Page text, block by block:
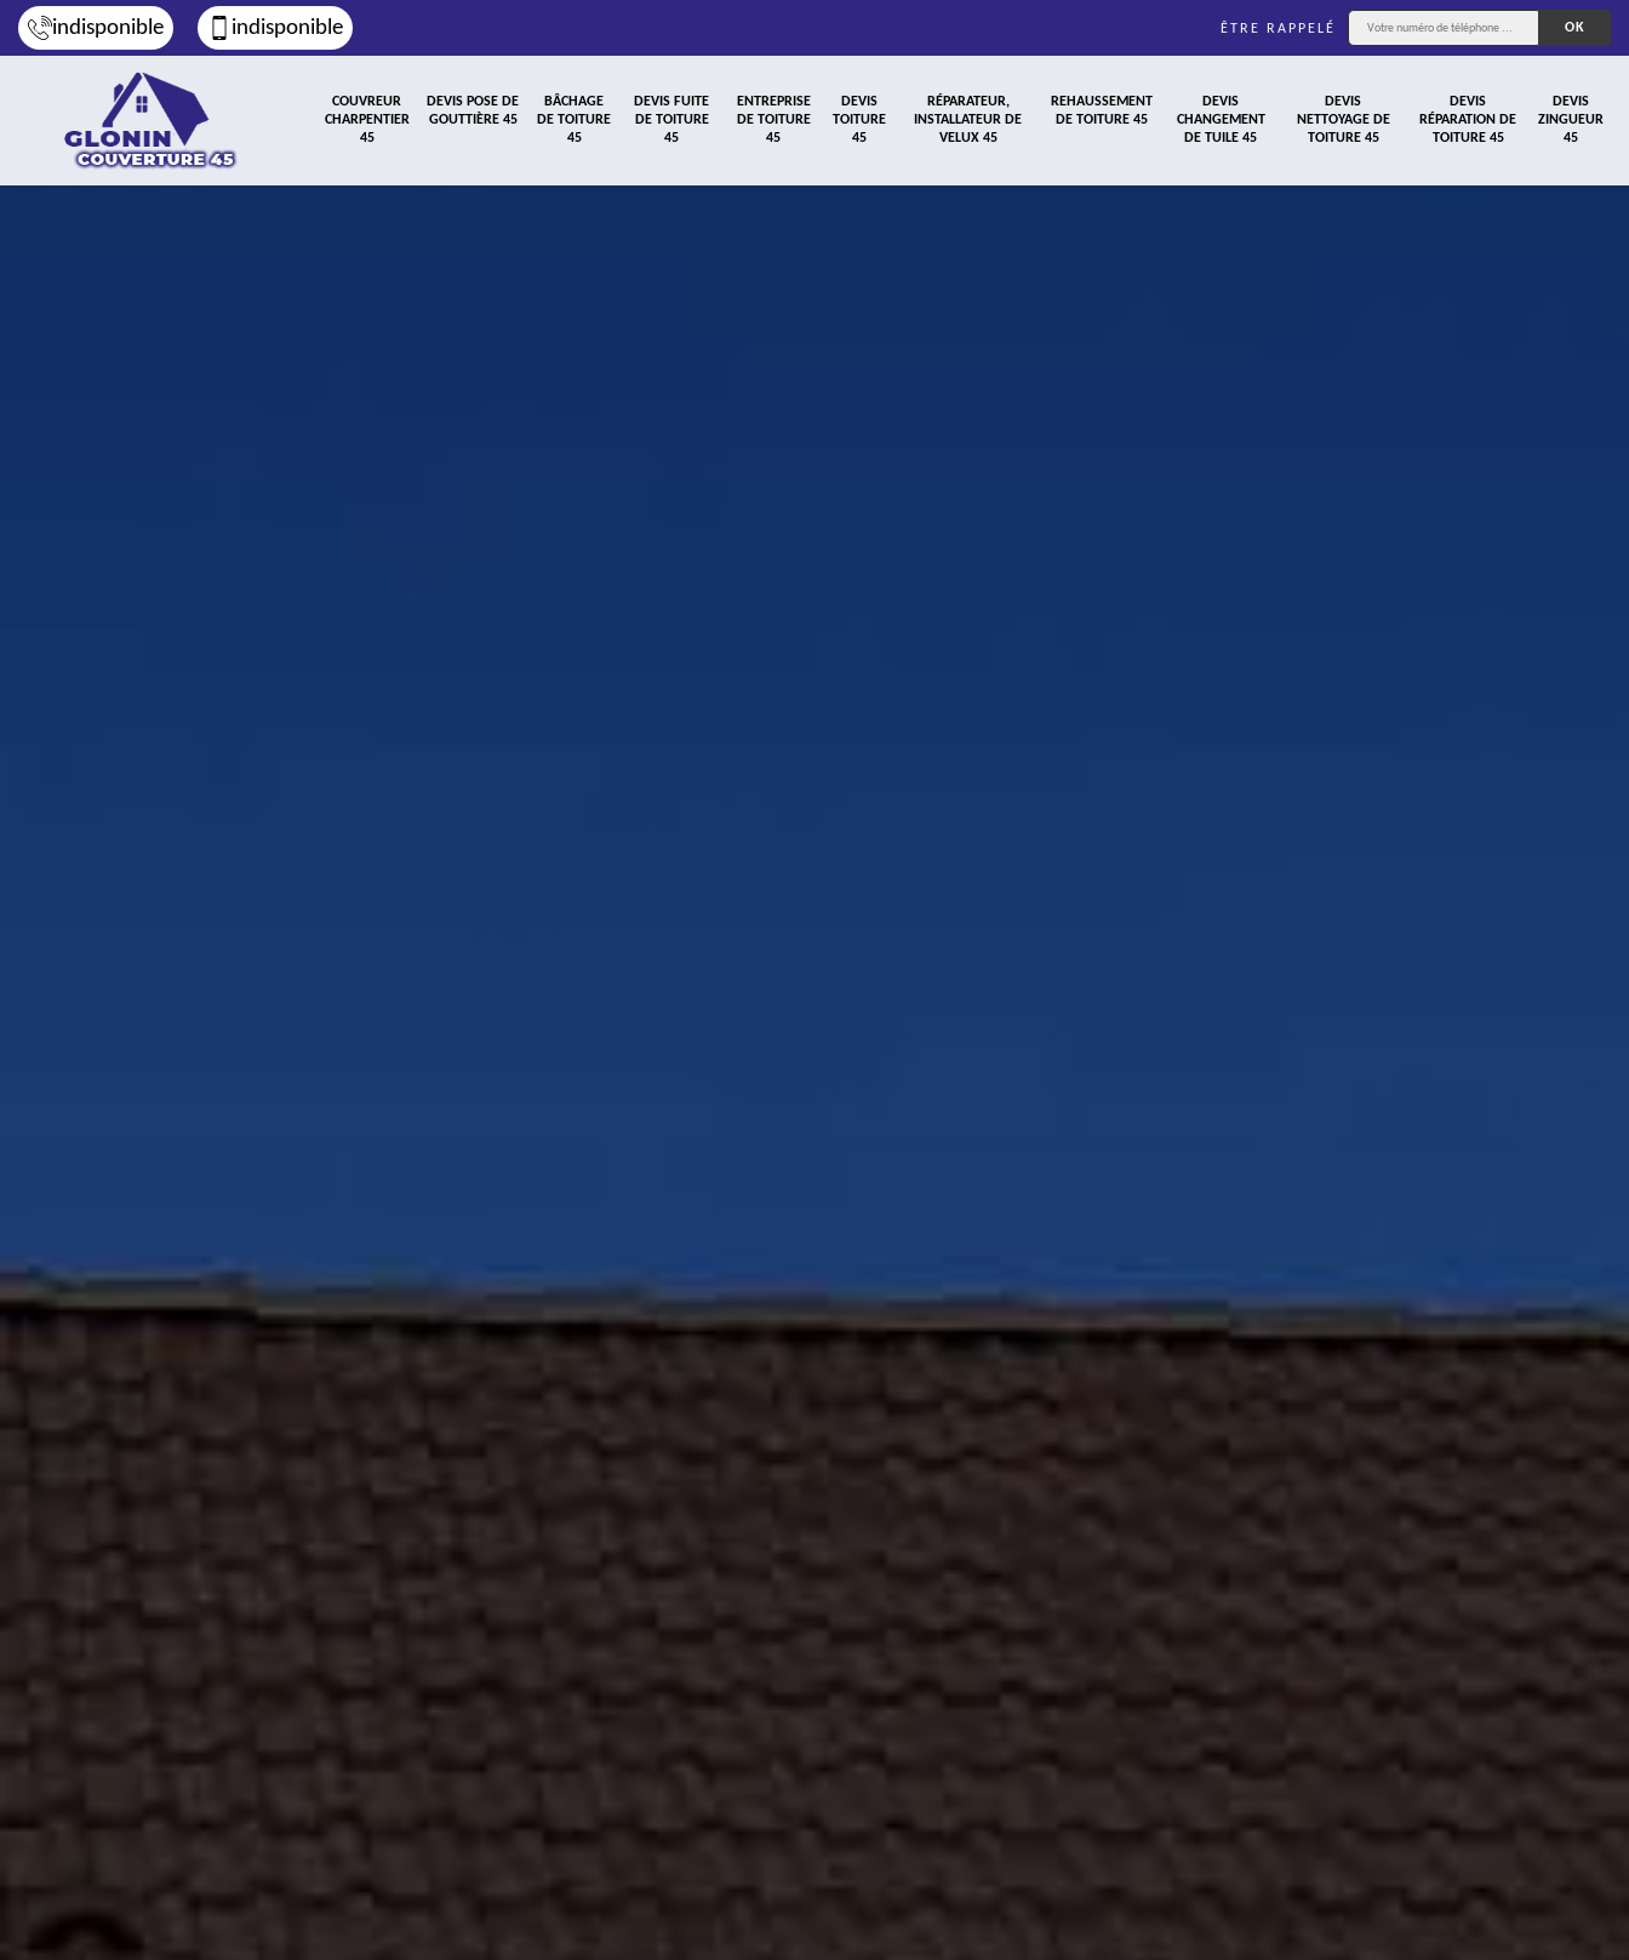
indisponible indisponible ÊTRE RAPPELÉ
COUVREUR
CHARPENTIER
45
DEVIS POSE DE
GOUTTIÈRE 45
BÂCHAGE
DE TOITURE
45
DEVIS FUITE
DE TOITURE
45
ENTREPRISE
DE TOITURE
45
DEVIS
TOITURE
45
RÉPARATEUR,
INSTALLATEUR DE
VELUX 45
REHAUSSEMENT
DE TOITURE 45
DEVIS
CHANGEMENT
DE TUILE 45
DEVIS
NETTOYAGE DE
TOITURE 45
DEVIS
RÉPARATION DE
TOITURE 45
DEVIS
ZINGUEUR
45